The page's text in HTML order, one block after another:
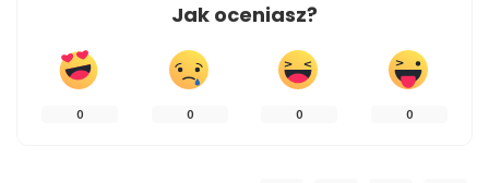
Jak oceniasz?
0 0 0 0